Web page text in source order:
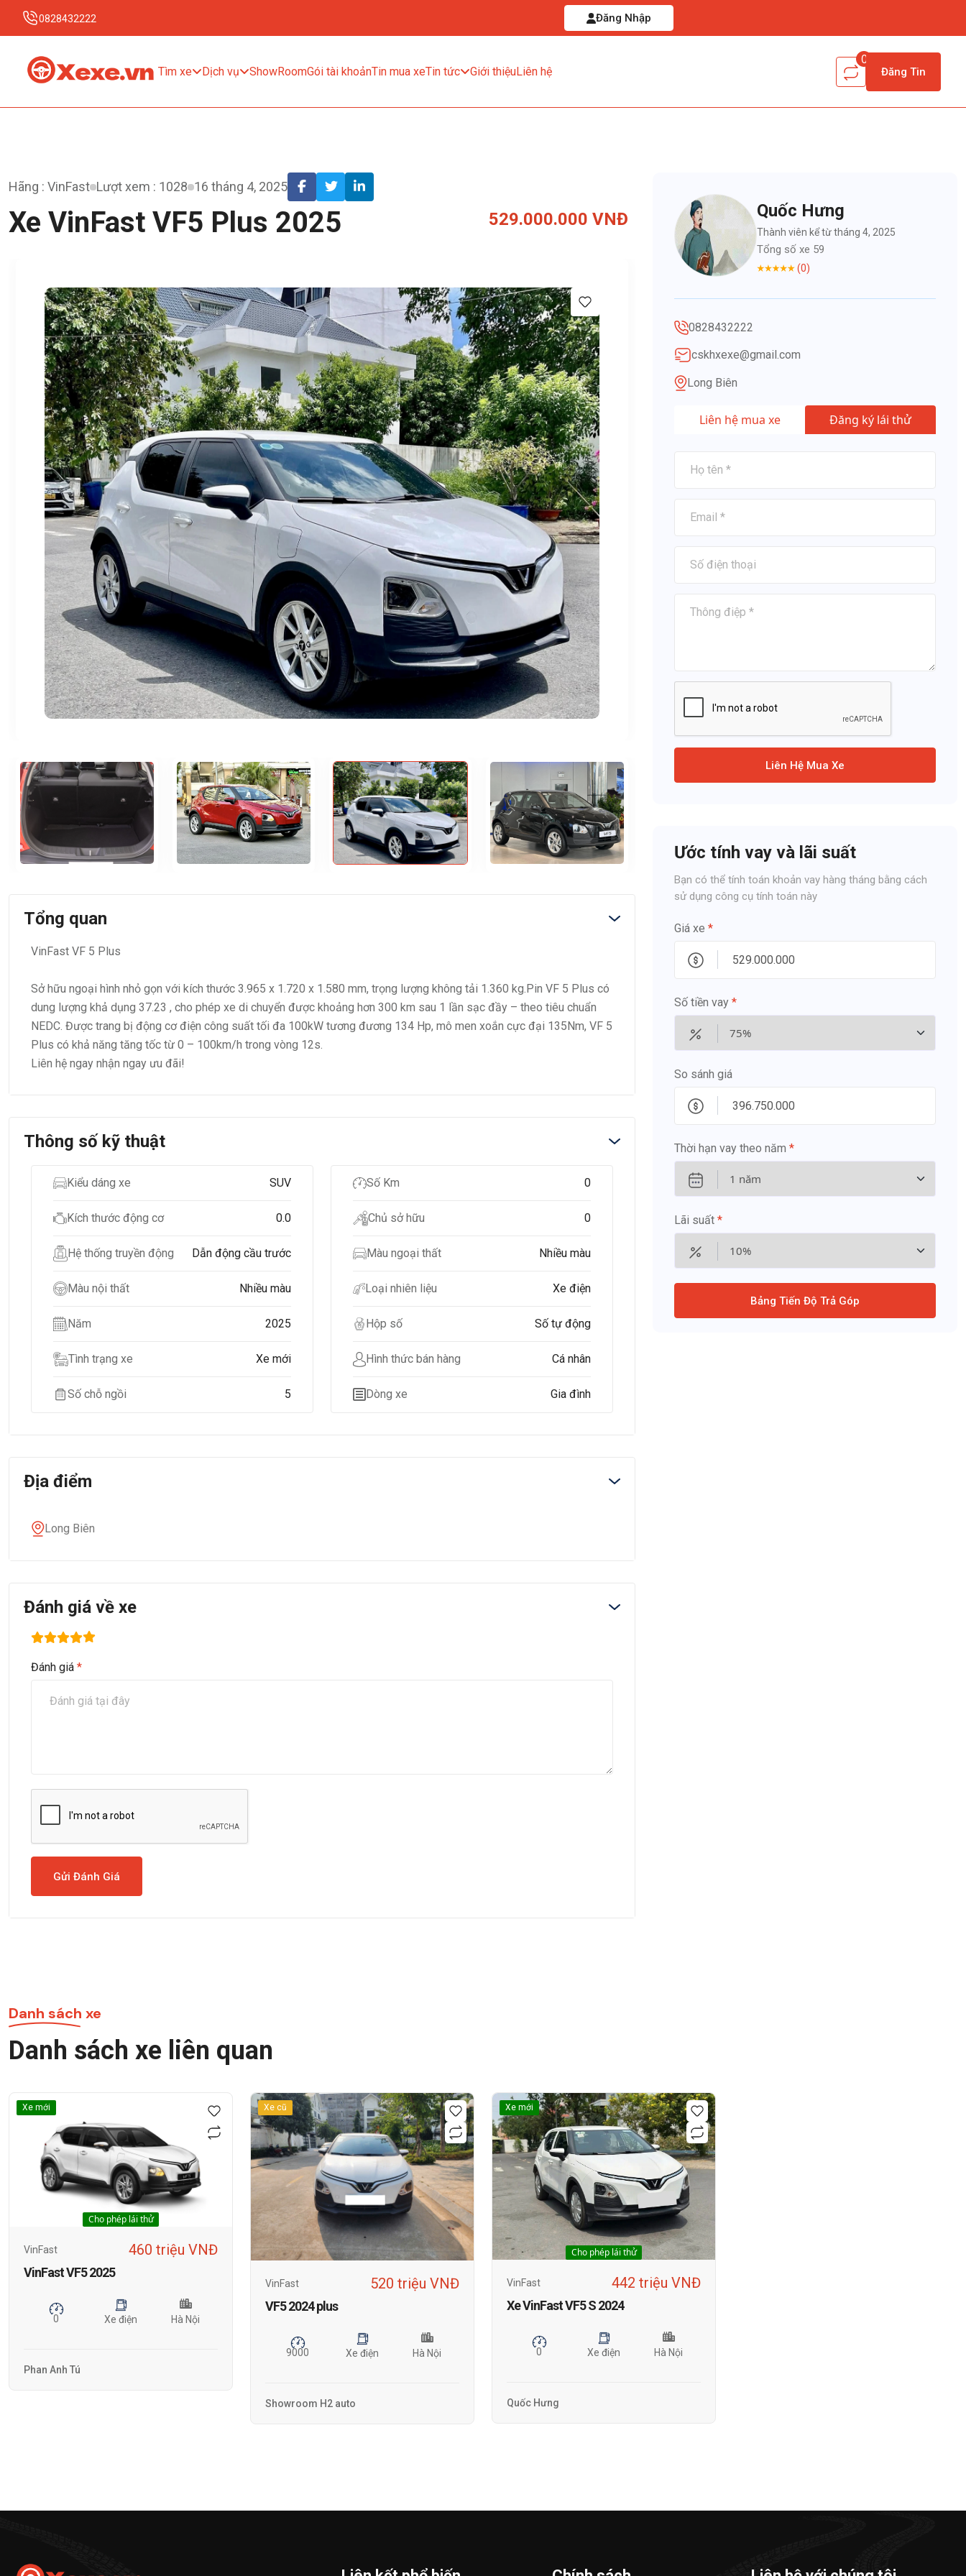
0828432222 Đăng Nhập
Tìm xe Dịch vụ ShowRoomGói tài khoảnTin mua xeTin tức Giới thiệuLiên hệ
0
Đăng Tin
Hãng : VinFast Lượt xem : 1028 16 tháng 4, 2025
Xe VinFast VF5 Plus 2025 529.000.000 VNĐ
Tổng quan
VinFast VF 5 Plus
Sở hữu ngoại hình nhỏ gọn với kích thước 3.965 x 1.720 x 1.580 mm, trọng lượng không tải 1.360 kg.Pin VF 5 Plus có
dung lượng khả dụng 37.23 , cho phép xe di chuyển được khoảng hơn 300 km sau 1 lần sạc đầy – theo tiêu chuẩn
NEDC. Được trang bị động cơ điện công suất tối đa 100kW tương đương 134 Hp, mô men xoắn cực đại 135Nm, VF 5
Plus có khả năng tăng tốc từ 0 – 100km/h trong vòng 12s.
Liên hệ ngay nhận ngay ưu đãi!
Thông số kỹ thuật
Kiểu dáng xe SUV
Kích thước động cơ 0.0
Hệ thống truyền động Dẫn động cầu trước
Màu nội thất Nhiều màu
Năm 2025
Tình trạng xe Xe mới
Số chỗ ngồi 5
Số Km 0
Chủ sở hữu 0
Màu ngoại thất Nhiều màu
Loại nhiên liệu Xe điện
Hộp số Số tự động
Hình thức bán hàng Cá nhân
Dòng xe Gia đình
Địa điểm
Long Biên
Đánh giá về xe
Đánh giá *
Gửi Đánh Giá
Quốc Hưng
Thành viên kể từ tháng 4, 2025
Tổng số xe 59
(0)
0828432222
cskhxexe@gmail.com
Long Biên
Liên hệ mua xe Đăng ký lái thử
Liên Hệ Mua Xe
Ước tính vay và lãi suất
Bạn có thể tính toán khoản vay hàng tháng bằng cách
sử dụng công cụ tính toán này
Giá xe *
Số tiền vay *
So sánh giá
Thời hạn vay theo năm *
Lãi suất *
Bảng Tiến Độ Trả Góp
Danh sách xe
Danh sách xe liên quan
Xe mới
Cho phép lái thử
VinFast 460 triệu VNĐ
VinFast VF5 2025
0 Xe điện Hà Nội
Phan Anh Tú
Xe cũ
VinFast 520 triệu VNĐ
VF5 2024 plus
9000 Xe điện Hà Nội
Showroom H2 auto
Xe mới
Cho phép lái thử
VinFast 442 triệu VNĐ
Xe VinFast VF5 S 2024
0 Xe điện Hà Nội
Quốc Hưng